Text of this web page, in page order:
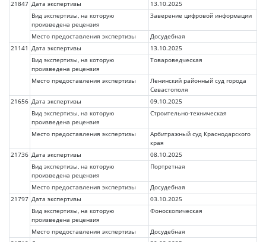
21847 Дата экспертизы
13.10.2025
Вид экспертизы, на которую
произведена рецензия
Заверение цифровой информации
Место предоставления экспертизы
Досудебная
21141 Дата экспертизы
13.10.2025
Вид экспертизы, на которую
произведена рецензия
Товароведческая
Место предоставления экспертизы
Ленинский районный суд города
Севастополя
21656 Дата экспертизы
09.10.2025
Вид экспертизы, на которую
произведена рецензия
Строительно-техническая
Место предоставления экспертизы
Арбитражный суд Краснодарского
края
21736 Дата экспертизы
08.10.2025
Вид экспертизы, на которую
произведена рецензия
Портретная
Место предоставления экспертизы
Досудебная
21797 Дата экспертизы
03.10.2025
Вид экспертизы, на которую
произведена рецензия
Фоноскопическая
Место предоставления экспертизы
Досудебная